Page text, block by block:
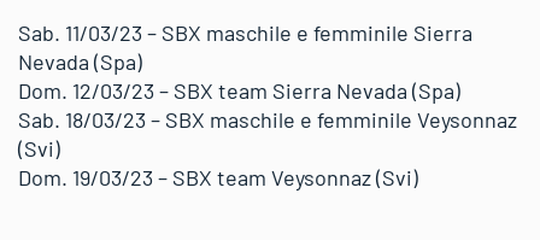
Sab. 11/03/23 – SBX maschile e femminile Sierra
Nevada (Spa)
Dom. 12/03/23 – SBX team Sierra Nevada (Spa)
Sab. 18/03/23 – SBX maschile e femminile Veysonnaz
(Svi)
Dom. 19/03/23 – SBX team Veysonnaz (Svi)